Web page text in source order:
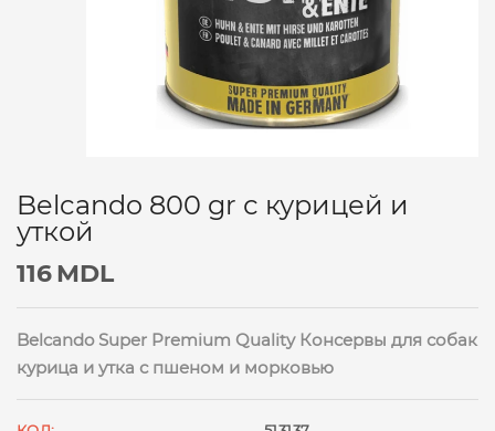
Belcando 800 gr с курицей и
уткой
116MDL
Belcando Super Premium Quality Консервы для собак
курица и утка с пшеном и морковью